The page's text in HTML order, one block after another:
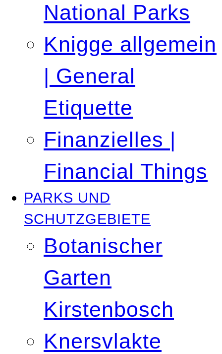
National Parks
Knigge allgemein
| General
Etiquette
Finanzielles |
Financial Things
PARKS UND
SCHUTZGEBIETE
Botanischer
Garten
Kirstenbosch
Knersvlakte